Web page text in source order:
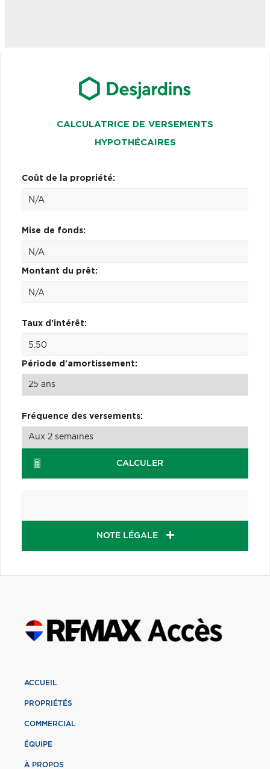
CALCULATRICE DE VERSEMENTS
HYPOTHÉCAIRES
Coût de la propriété:
Mise de fonds:
Montant du prêt:
Taux d'intérêt:
Période d'amortissement:
Fréquence des versements:
CALCULER
NOTE LÉGALE
ACCUEIL
PROPRIÉTÉS
COMMERCIAL
ÉQUIPE
À PROPOS